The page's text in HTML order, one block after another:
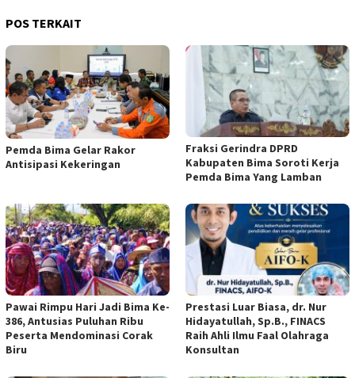
POS TERKAIT
Pemda Bima Gelar Rakor
Antisipasi Kekeringan
Fraksi Gerindra DPRD
Kabupaten Bima Soroti Kerja
Pemda Bima Yang Lamban
Pawai Rimpu Hari Jadi Bima Ke-
386, Antusias Puluhan Ribu
Peserta Mendominasi Corak
Biru
Prestasi Luar Biasa, dr. Nur
Hidayatullah, Sp.B., FINACS
Raih Ahli Ilmu Faal Olahraga
Konsultan